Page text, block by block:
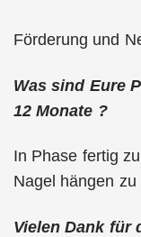
Förderung und
Was sind Eure
12 Monate ?
In Phase fertig
Nagel hängen zu
Vielen Dank für